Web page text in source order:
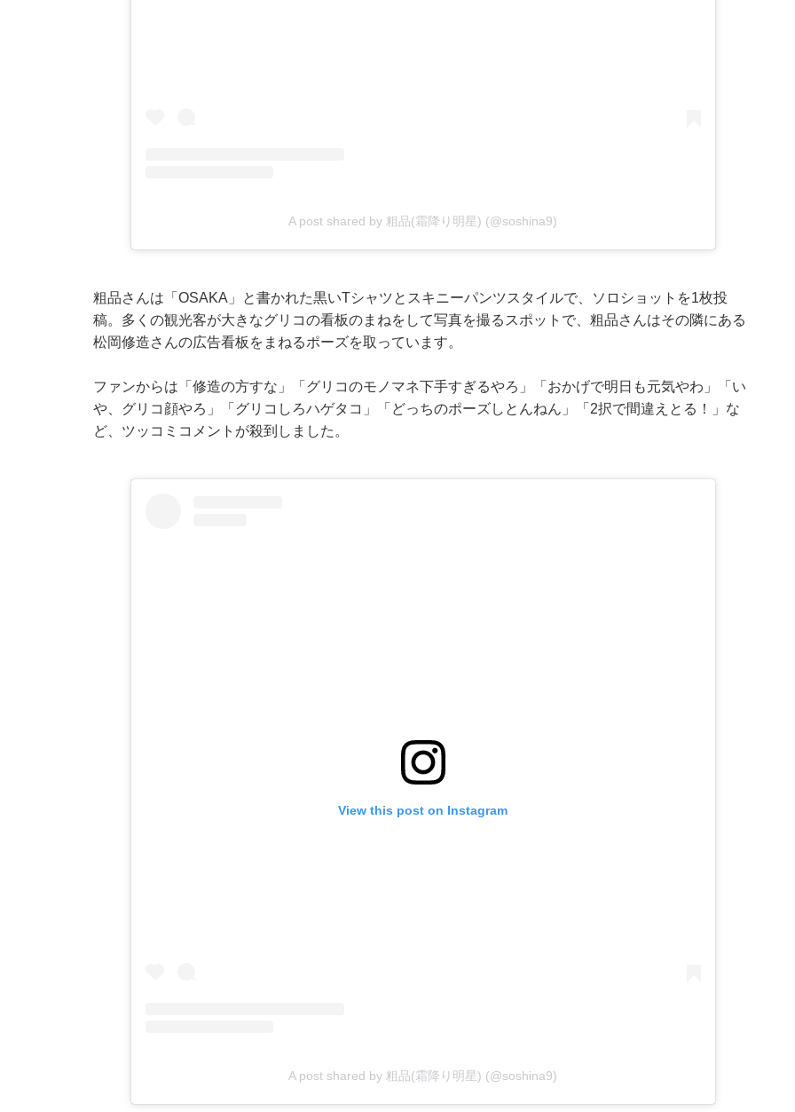
A post shared by 粗品(霜降り明星) (@soshina9)
粗品さんは「OSAKA」と書かれた黒いTシャツとスキニーパンツスタイルで、ソロショットを1枚投
稿。多くの観光客が大きなグリコの看板のまねをして写真を撮るスポットで、粗品さんはその隣にある
松岡修造さんの広告看板をまねるポーズを取っています。
ファンからは「修造の方すな」「グリコのモノマネ下手すぎるやろ」「おかげで明日も元気やわ」「い
や、グリコ顔やろ」「グリコしろハゲタコ」「どっちのポーズしとんねん」「2択で間違えとる！」な
ど、ツッコミコメントが殺到しました。
View this post on Instagram
A post shared by 粗品(霜降り明星) (@soshina9)